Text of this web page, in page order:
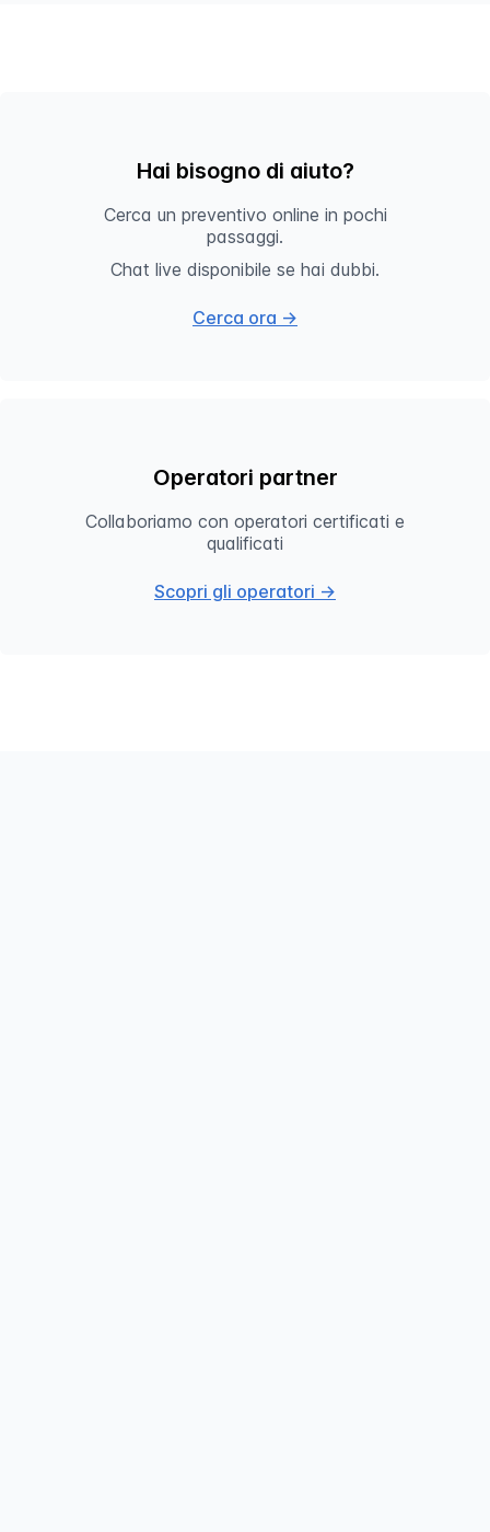
Hai bisogno di aiuto?
Cerca un preventivo online in pochi
passaggi.
Chat live disponibile se hai dubbi.
Cerca ora →
Operatori partner
Collaboriamo con operatori certificati e
qualificati
Scopri gli operatori →